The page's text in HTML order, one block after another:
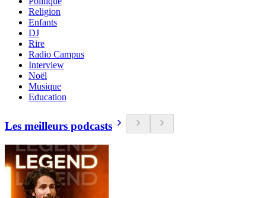
Religion
Enfants
DJ
Rire
Radio Campus
Interview
Noël
Musique
Education
Les meilleurs podcasts